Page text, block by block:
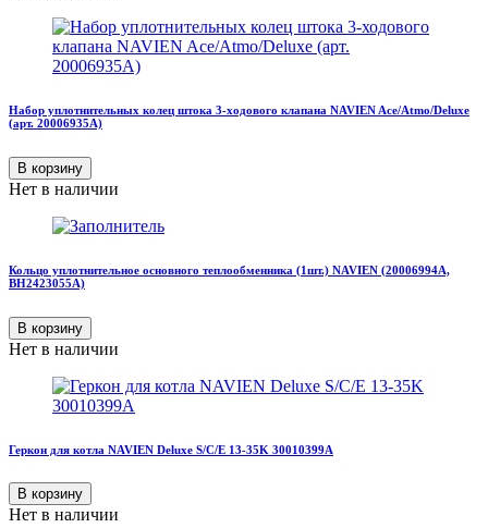
Набор уплотнительных колец штока 3-ходового клапана NAVIEN Ace/Atmo/Deluxe
(арт. 20006935A)
В корзину
Нет в наличии
Кольцо уплотнительное основного теплообменника (1шт.) NAVIEN (20006994А,
BH2423055A)
В корзину
Нет в наличии
Геркон для котла NAVIEN Deluxe S/C/E 13-35K 30010399A
В корзину
Нет в наличии